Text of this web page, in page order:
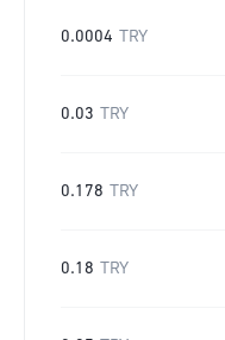
0.0004 TRY
0.03 TRY
0.178 TRY
0.18 TRY